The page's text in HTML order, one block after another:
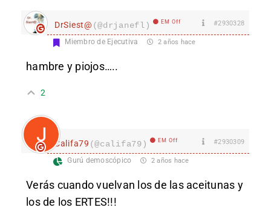
DrSiest@ (@drjanefl) EM Off #2930328
Miembro de Ejecutiva 2 años hace
hambre y piojos…..
2
Califa79 (@califa79) EM Off #2930309
Gurú demoscópico 2 años hace
Verás cuando vuelvan los de las aceitunas y
los de los ERTES!!!